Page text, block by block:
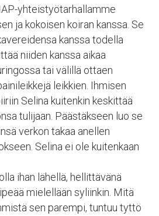
yhteistyötarhallamme
ja kokoisen koiran kanssa. Se
kanssa todella
niiden kanssa aikaa
tai välillä ottaen
leikkien. Ihmisen
Selina kuitenkin keskittää
tulijaan. Päästäkseen luo se
verkon takaa anellen
Selina ei ole kuitenkaan
ihan lähellä, hellittävänä
mielellään syliinkin. Mitä
sen parempi, tuntuu tyttö